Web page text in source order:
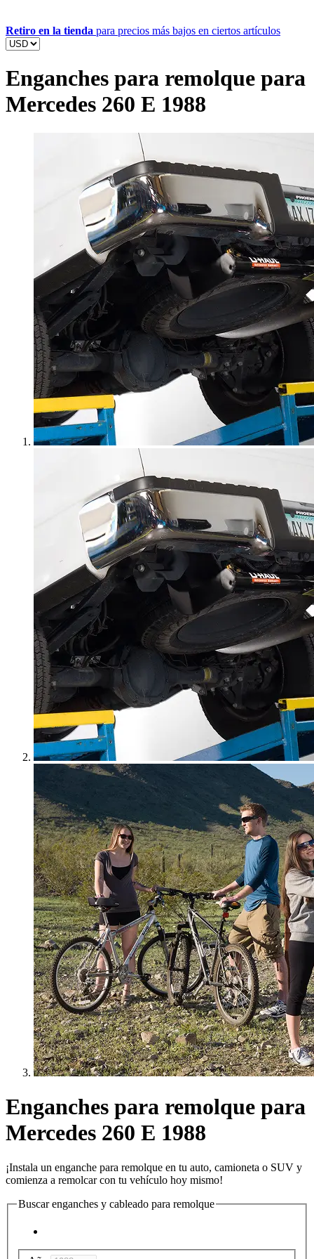
Retiro en la tienda para precios más bajos en ciertos artículos
Enganches para remolque para
Mercedes 260 E 1988
Enganches para remolque para
Mercedes 260 E 1988
¡Instala un enganche para remolque en tu auto, camioneta o SUV y
comienza a remolcar con tu vehículo hoy mismo!
Buscar enganches y cableado para remolque